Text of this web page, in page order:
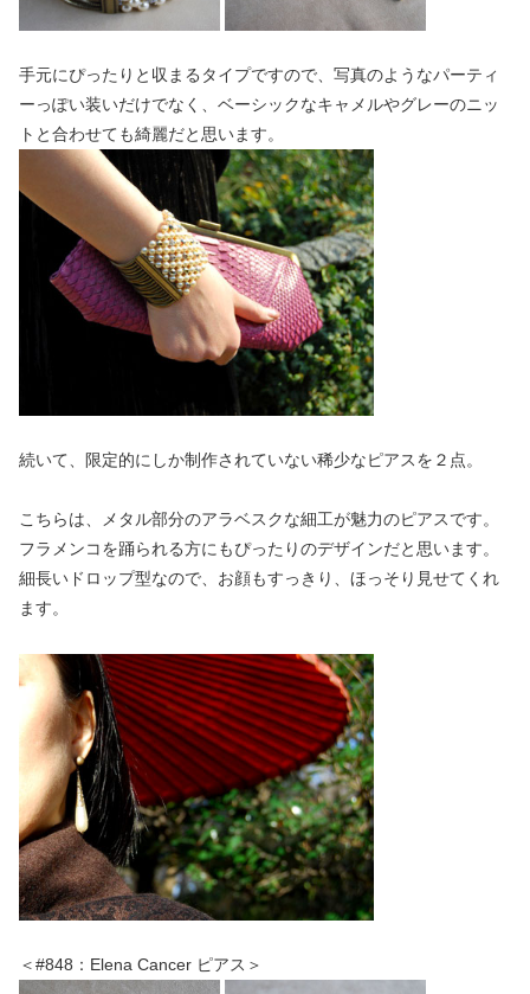
手元にぴったりと収まるタイプですので、写真のようなパーティ
ーっぽい装いだけでなく、ベーシックなキャメルやグレーのニッ
トと合わせても綺麗だと思います。
続いて、限定的にしか制作されていない稀少なピアスを２点。
こちらは、メタル部分のアラベスクな細工が魅力のピアスです。
フラメンコを踊られる方にもぴったりのデザインだと思います。
細長いドロップ型なので、お顔もすっきり、ほっそり見せてくれ
ます。
＜#848：Elena Cancer ピアス＞